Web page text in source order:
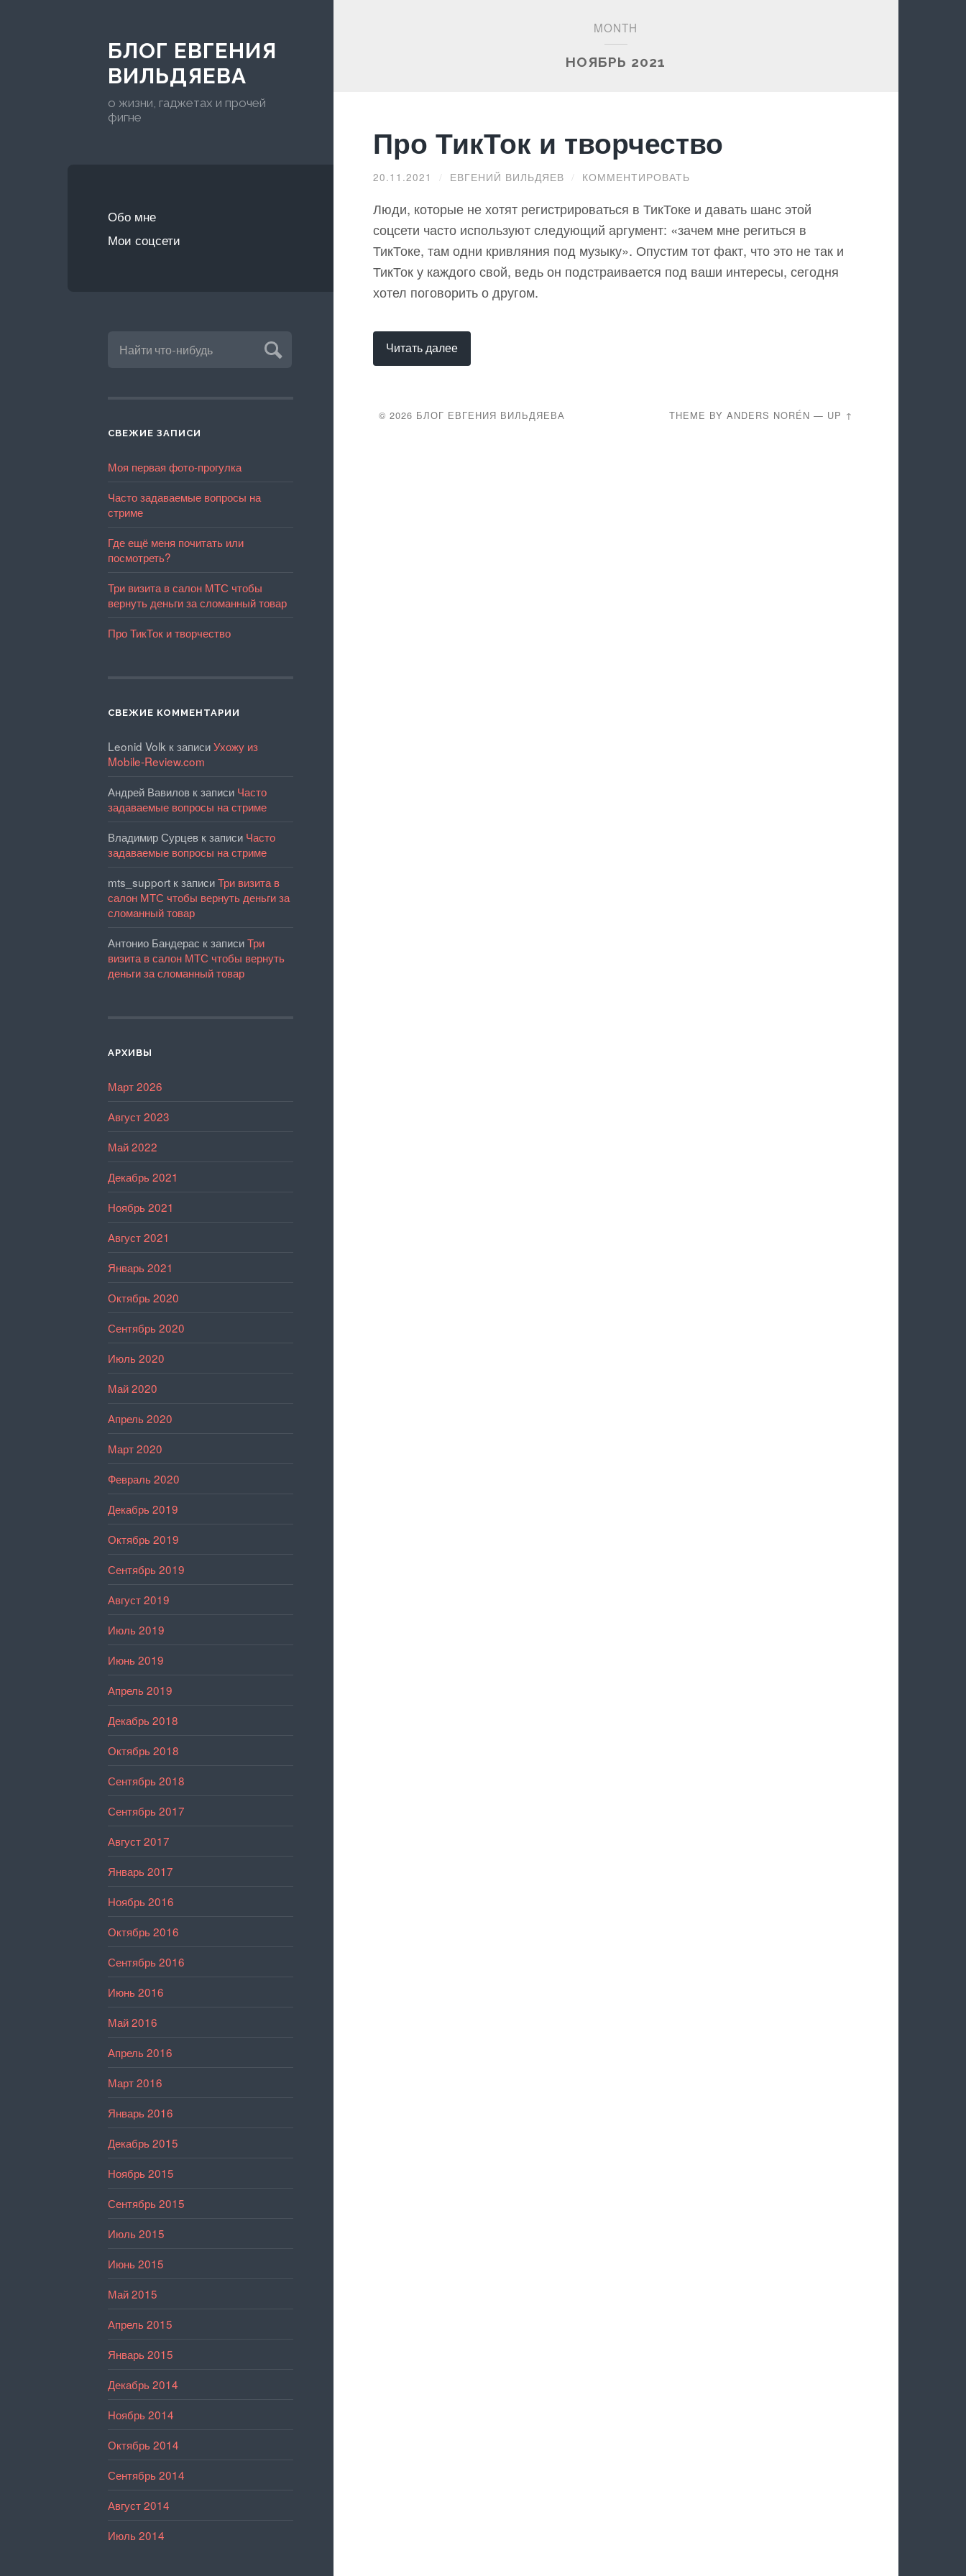
БЛОГ ЕВГЕНИЯ
ВИЛЬДЯЕВА
о жизни, гаджетах и прочей
фигне
Обо мне
Мои соцсети
СВЕЖИЕ ЗАПИСИ
Моя первая фото-прогулка
Часто задаваемые вопросы на
стриме
Где ещё меня почитать или
посмотреть?
Три визита в салон МТС чтобы
вернуть деньги за сломанный товар
Про ТикТок и творчество
СВЕЖИЕ КОММЕНТАРИИ
Leonid Volk к записиУхожу из
Mobile-Review.com
Андрей Вавиловк записи Часто
задаваемые вопросы на стриме
Владимир Сурцевк записи Часто
задаваемые вопросы на стриме
mts_supportк записиТри визита в
салон МТС чтобы вернуть деньги за
сломанный товар
Антонио Бандерас к записиТри
визита в салон МТС чтобы вернуть
деньги за сломанный товар
АРХИВЫ
Март 2026
Август 2023
Май 2022
Декабрь 2021
Ноябрь 2021
Август 2021
Январь 2021
Октябрь 2020
Сентябрь 2020
Июль 2020
Май 2020
Апрель 2020
Март 2020
Февраль 2020
Декабрь 2019
Октябрь 2019
Сентябрь 2019
Август 2019
Июль 2019
Июнь 2019
Апрель 2019
Декабрь 2018
Октябрь 2018
Сентябрь 2018
Сентябрь 2017
Август 2017
Январь 2017
Ноябрь 2016
Октябрь 2016
Сентябрь 2016
Июнь 2016
Май 2016
Апрель 2016
Март 2016
Январь 2016
Декабрь 2015
Ноябрь 2015
Сентябрь 2015
Июль 2015
Июнь 2015
Май 2015
Апрель 2015
Январь 2015
Декабрь 2014
Ноябрь 2014
Октябрь 2014
Сентябрь 2014
Август 2014
Июль 2014
MONTH
НОЯБРЬ 2021
Про ТикТок и творчество
20.11.2021 / ЕВГЕНИЙ ВИЛЬДЯЕВ / КОММЕНТИРОВАТЬ
Люди, которые не хотят регистрироваться в ТикТоке и давать шанс этой
соцсети часто используют следующий аргумент: «зачем мне региться в
ТикТоке, там одни кривляния под музыку». Опустим тот факт, что это не так и
ТикТок у каждого свой, ведь он подстраивается под ваши интересы, сегодня
хотел поговорить о другом.
Читать далее
© 2026 БЛОГ ЕВГЕНИЯ ВИЛЬДЯЕВА THEME BYANDERS NORÉN — UP ↑